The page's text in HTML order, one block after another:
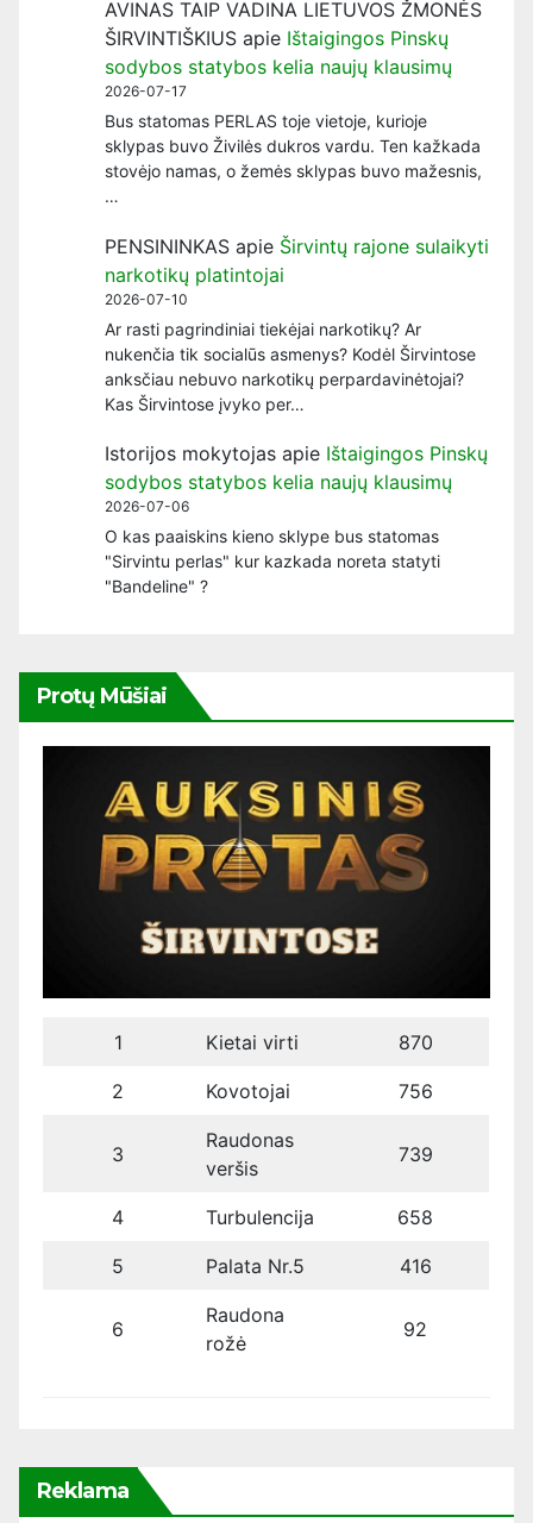
AVINAS TAIP VADINA LIETUVOS ŽMONĖS
ŠIRVINTIŠKIUS apie Ištaigingos Pinskų
sodybos statybos kelia naujų klausimų
2026-07-17
Bus statomas PERLAS toje vietoje, kurioje
sklypas buvo Živilės dukros vardu. Ten kažkada
stovėjo namas, o žemės sklypas buvo mažesnis,
…
PENSININKAS apie Širvintų rajone sulaikyti
narkotikų platintojai
2026-07-10
Ar rasti pagrindiniai tiekėjai narkotikų? Ar
nukenčia tik socialūs asmenys? Kodėl Širvintose
anksčiau nebuvo narkotikų perpardavinėtojai?
Kas Širvintose įvyko per…
Istorijos mokytojas apie Ištaigingos Pinskų
sodybos statybos kelia naujų klausimų
2026-07-06
O kas paaiskins kieno sklype bus statomas
"Sirvintu perlas" kur kazkada noreta statyti
"Bandeline" ?
Protų Mūšiai
1 Kietai virti 870
2 Kovotojai 756
3
Raudonas
veršis
739
4 Turbulencija 658
5 Palata Nr.5 416
6
Raudona
rožė
92
Reklama